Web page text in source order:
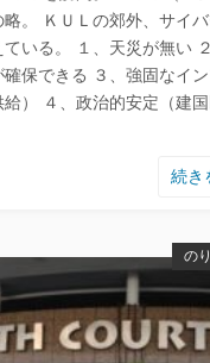
。 ＫＵＬの郊外、サイ
いる。 １、天災が無い
保できる ３、強固なイ
給） ４、政治的安定（建
続き
の